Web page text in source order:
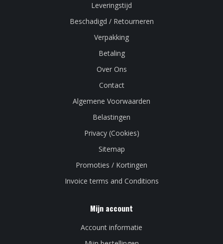
Leveringstijd
Beschadigd / Retourneren
Verpakking
Betaling
Over Ons
Contact
Algemene Voorwaarden
Belastingen
Privacy (Cookies)
Sitemap
Promoties / Kortingen
Invoice terms and Conditions
Mijn account
Account informatie